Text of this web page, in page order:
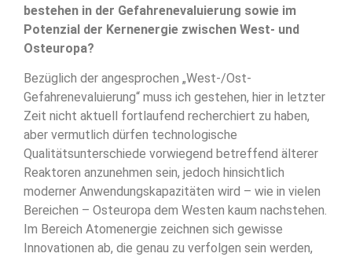
bestehen in der Gefahrenevaluierung sowie im
Potenzial der Kernenergie zwischen West- und
Osteuropa?
Bezüglich der angesprochen „West-/Ost-
Gefahrenevaluierung“ muss ich gestehen, hier in letzter
Zeit nicht aktuell fortlaufend recherchiert zu haben,
aber vermutlich dürfen technologische
Qualitätsunterschiede vorwiegend betreffend älterer
Reaktoren anzunehmen sein, jedoch hinsichtlich
moderner Anwendungskapazitäten wird – wie in vielen
Bereichen – Osteuropa dem Westen kaum nachstehen.
Im Bereich Atomenergie zeichnen sich gewisse
Innovationen ab, die genau zu verfolgen sein werden,